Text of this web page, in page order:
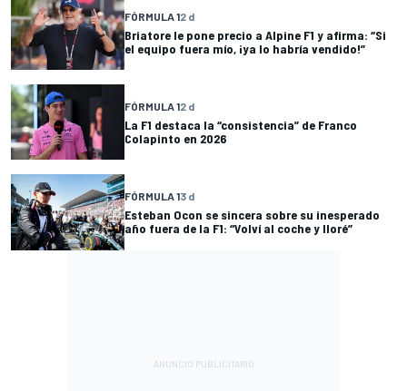
FÓRMULA 12 d
Briatore le pone precio a Alpine F1 y afirma: “Si
el equipo fuera mío, ¡ya lo habría vendido!”
FÓRMULA 12 d
La F1 destaca la “consistencia” de Franco
Colapinto en 2026
FÓRMULA 13 d
Esteban Ocon se sincera sobre su inesperado
año fuera de la F1: “Volví al coche y lloré”